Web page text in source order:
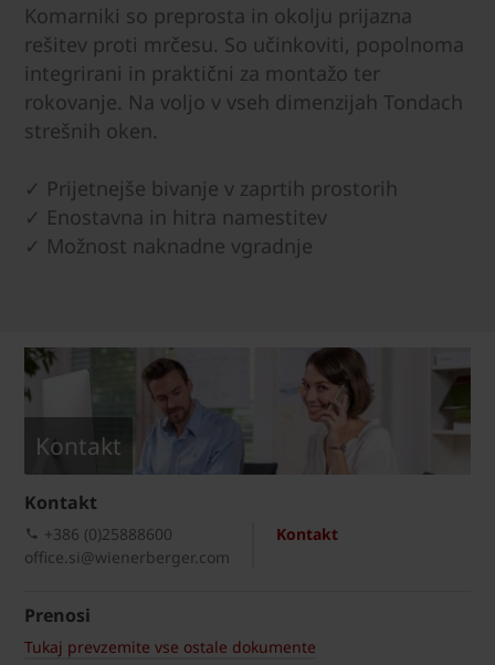
Komarniki so preprosta in okolju prijazna
rešitev proti mrčesu. So učinkoviti, popolnoma
integrirani in praktični za montažo ter
rokovanje. Na voljo v vseh dimenzijah Tondach
strešnih oken.
✓ Prijetnejše bivanje v zaprtih prostorih
✓ Enostavna in hitra namestitev
✓ Možnost naknadne vgradnje
Kontakt
Kontakt
Kontakt
+386 (0)25888600
office.si@wienerberger.com
Prenosi
Tukaj prevzemite vse ostale dokumente